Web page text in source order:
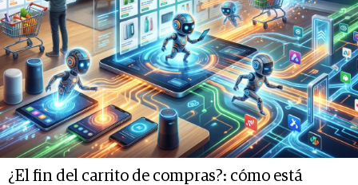
¿El fin del carrito de compras?: cómo está